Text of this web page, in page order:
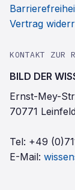
Vertrag
KONTAKT ZUR
BILD DER
Ernst-Mey-
70771
Tel: +49
E-Mail: